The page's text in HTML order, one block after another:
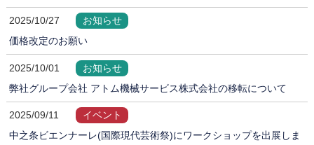
2025/10/27
お知らせ
価格改定のお願い
2025/10/01
お知らせ
弊社グループ会社 アトム機械サービス株式会社の移転について
2025/09/11
イベント
中之条ビエンナーレ(国際現代芸術祭)にワークショップを出展しま